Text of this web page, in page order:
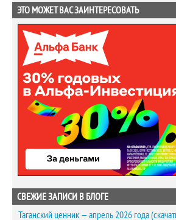
ЭТО МОЖЕТ ВАС ЗАИНТЕРЕСОВАТЬ
СВЕЖИЕ ЗАПИСИ В БЛОГЕ
Таганский ценник — апрель 2026 года